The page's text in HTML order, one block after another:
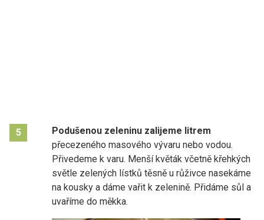
5
Podušenou zeleninu zalijeme litrem
přecezeného masového vývaru nebo vodou.
Přivedeme k varu. Menší květák včetně křehkých
světle zelených lístků těsně u růživce nasekáme
na kousky a dáme vařit k zelenině. Přidáme sůl a
uvaříme do měkka.